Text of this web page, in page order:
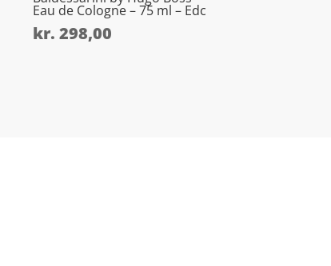
Eau de Cologne – 75 ml – Edc
kr. 298,00